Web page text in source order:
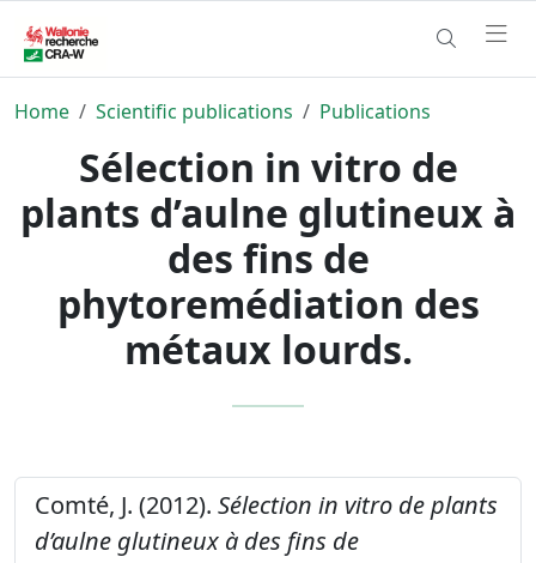
Home Scientific publications Publications
Sélection in vitro de
plants d’aulne glutineux à
des fins de
phytoremédiation des
métaux lourds.
Comté, J. (2012). Sélection in vitro de plants
d’aulne glutineux à des fins de